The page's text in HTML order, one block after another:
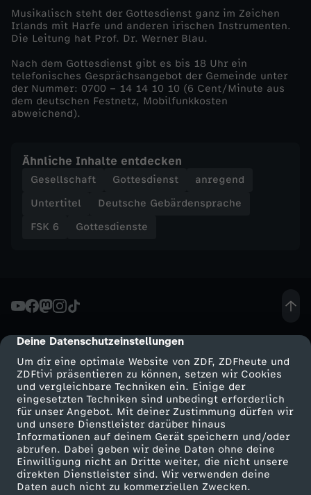
cmp-dialog-description
Deine Datenschutzeinstellungen
Um dir eine optimale Website von ZDF, ZDFheute und
ZDFtivi präsentieren zu können, setzen wir Cookies
und vergleichbare Techniken ein. Einige der
eingesetzten Techniken sind unbedingt erforderlich
für unser Angebot. Mit deiner Zustimmung dürfen wir
und unsere Dienstleister darüber hinaus
Informationen auf deinem Gerät speichern und/oder
abrufen. Dabei geben wir deine Daten ohne deine
Einwilligung nicht an Dritte weiter, die nicht unsere
direkten Dienstleister sind. Wir verwenden deine
Daten auch nicht zu kommerziellen Zwecken.
z
e
r
f
h
r
g
e
n
Musikalisch steht der Gottesdienst ganz im Zeichen
Irlands mit Harfe und anderen irischen Instrumenten.
Die Leitung hat Prof. Dr. Werner Blau.
Nach dem Gottesdienst gibt es bis 18 Uhr ein
telefonisches Gesprächsangebot der Gemeinde unter
der Nummer: 0700 – 14 14 10 10 (6 Cent/Minute aus
dem deutschen Festnetz, Mobilfunkkosten
abweichend).
Ähnliche Inhalte entdecken
Gesellschaft Gottesdienst
anregend
Untertitel
Deutsche Gebärdensprache
FSK 6
Gottesdienste
Mehr ZDF
ZDF-Apps
Smart TV
ZDFtext
Service
ZDFmitreden
Kontakt zum ZDF
Tickets